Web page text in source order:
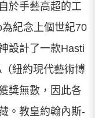
於手藝高超的工
紀念上個世紀70
設計了一款Hasti
紐約現代藝術博
獎無數，因此各
。教皇約翰內斯-